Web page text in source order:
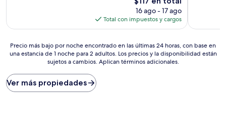
precio
actual
es
$117
16 ago - 17 ago
Total con impuestos y cargos
Precio
más
por
noche
encontrado
Precio más bajo por noche encontrado en las últimas 24 horas, con base en
una estancia de 1 noche para 2 adultos. Los precios y la disponibilidad están
sujetos a cambios. Aplican términos adicionales.
Ver más propiedades